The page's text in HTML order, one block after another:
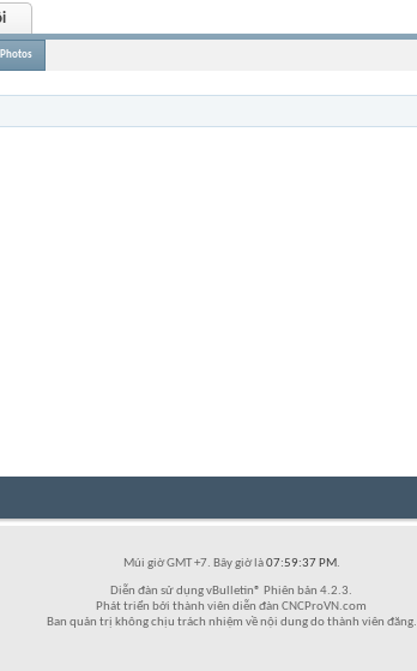
Photos
Múi giờ GMT +7. Bây giờ là07:59:37 PM.
Diễn đàn sử dụng vBulletin® Phiên bản 4.2.3.
Phát triển bởi thành viên diễn đàn CNCProVN.com
Ban quản trị không chịu trách nhiệm về nội dung do thành viên đăng.